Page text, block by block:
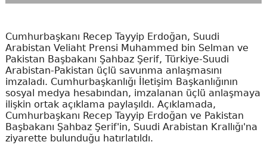
Cumhurbaşkanı Recep Tayyip Erdoğan, Suudi
Arabistan Veliaht Prensi Muhammed bin Selman ve
Pakistan Başbakanı Şahbaz Şerif, Türkiye-Suudi
Arabistan-Pakistan üçlü savunma anlaşmasını
imzaladı. Cumhurbaşkanlığı İletişim Başkanlığının
sosyal medya hesabından, imzalanan üçlü anlaşmaya
ilişkin ortak açıklama paylaşıldı. Açıklamada,
Cumhurbaşkanı Recep Tayyip Erdoğan ve Pakistan
Başbakanı Şahbaz Şerif'in, Suudi Arabistan Krallığı'na
ziyarette bulunduğu hatırlatıldı.